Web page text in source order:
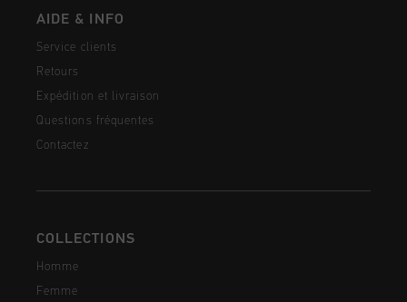
AIDE & INFO
Service clients
Retours
Expédition et livraison
Questions fréquentes
Contactez
COLLECTIONS
Homme
Femme